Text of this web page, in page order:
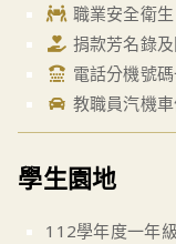
職業安全衛生
捐款芳名錄
電話分機號
教職員汽機
學生園地
112學年度一年